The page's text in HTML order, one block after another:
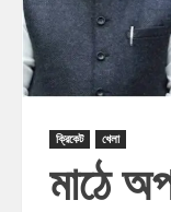
ক্রিকেট খেলা
মাঠে